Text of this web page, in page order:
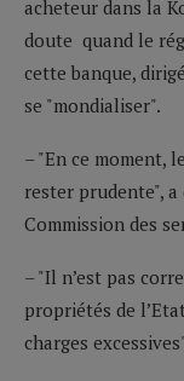
acheteur dans la
doute quand le
cette banque,
se "mondialiser".
– "En ce moment,
rester prudente", a
Commission des
– "Il n’est pas
propriétés de
charges